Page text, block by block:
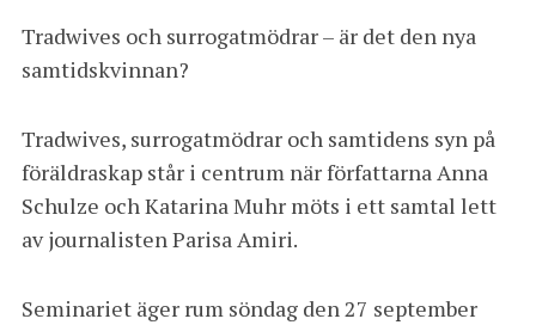
Tradwives och surrogatmödrar – är det den nya
samtidskvinnan?
Tradwives, surrogatmödrar och samtidens syn på
föräldraskap står i centrum när författarna Anna
Schulze och Katarina Muhr möts i ett samtal lett
av journalisten Parisa Amiri.
Seminariet äger rum söndag den 27 september